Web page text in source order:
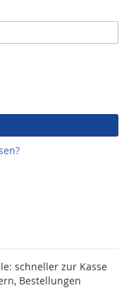
schneller zur Kasse
Bestellungen